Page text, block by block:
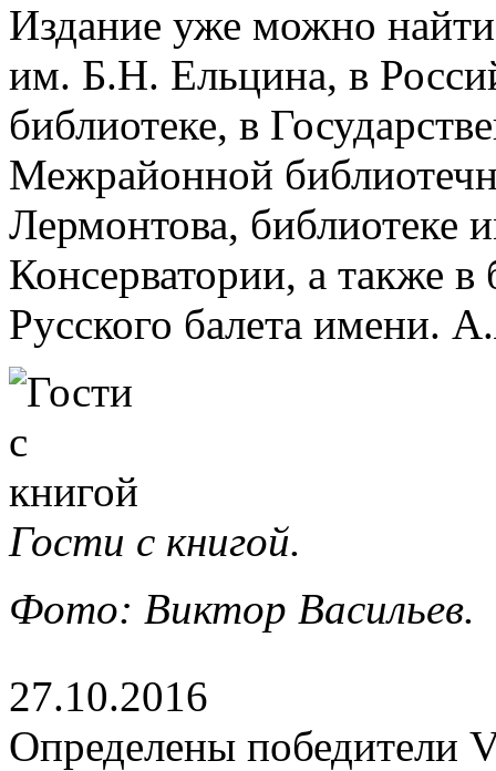
Издание уже можно
им. Б.Н. Ельцина, в
библиотеке, в
Межрайонной
Лермонтова, библиотеке
Консерватории, а также
Русского балета имени.
Гости с книгой.
Фото: Виктор Васильев.
27.10.2016
Определены победители